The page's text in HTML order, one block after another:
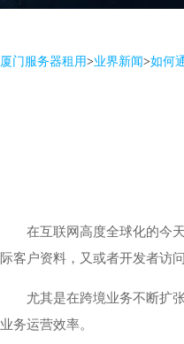
厦门服务器租用>业界新闻>如何
在互联网高度全球化的今
际客户资料，又或者开发者访
尤其是在跨境业务不断扩
业务运营效率。